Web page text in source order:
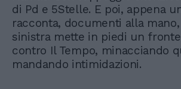
di Pd e 5Stelle. E poi, appena
racconta, documenti alla
sinistra mette in piedi un
contro Il Tempo, minacciando
mandando intimidazioni.